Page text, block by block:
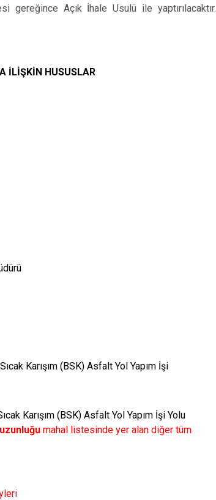
Açık İhale Usulü ile yaptırılacaktır.
İLİŞKİN HUSUSLAR
Başkanlığı
Karışım (BSK) Asfalt Yol Yapım İşi
Karışım (BSK) Asfalt Yol Yapım İşi Yolu
mahal listesinde yer alan diğer tüm